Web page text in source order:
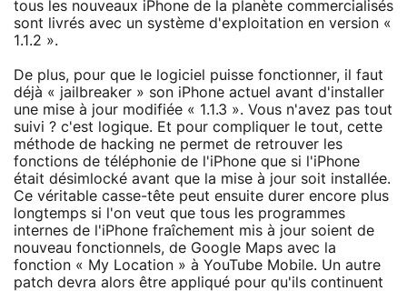
tous les nouveaux iPhone de la planète commercialisés
sont livrés avec un système d'exploitation en version «
1.1.2 ».
De plus, pour que le logiciel puisse fonctionner, il faut
déjà « jailbreaker » son iPhone actuel avant d'installer
une mise à jour modifiée « 1.1.3 ». Vous n'avez pas tout
suivi ? c'est logique. Et pour compliquer le tout, cette
méthode de hacking ne permet de retrouver les
fonctions de téléphonie de l'iPhone que si l'iPhone
était désimlocké avant que la mise à jour soit installée.
Ce véritable casse-tête peut ensuite durer encore plus
longtemps si l'on veut que tous les programmes
internes de l'iPhone fraîchement mis à jour soient de
nouveau fonctionnels, de Google Maps avec la
fonction « My Location » à YouTube Mobile. Un autre
patch devra alors être appliqué pour qu'ils continuent